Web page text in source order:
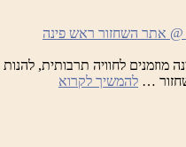
בוטיק
להמשיך לקרוא